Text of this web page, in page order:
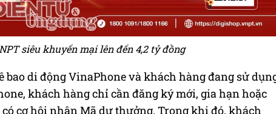
siêu khuyến mại lên đến 4,2 tỷ đồng
di động VinaPhone và khách hàng đang sử
khách hàng chỉ cần đăng ký mới, gia hạn hoặc
cơ hội nhận Mã dự thưởng. Trong khi đó, khách